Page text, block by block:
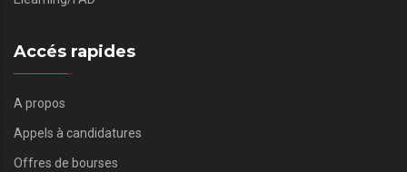
Accés rapides
A propos
Appels à candidatures
Offres de bourses